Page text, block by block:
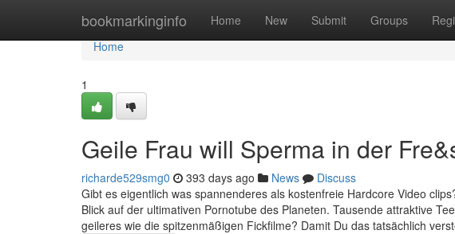
bookmarkinginfo Home New Submit Groups
Home
Home
1
Geile Frau will Sperma in der
richarde529smg0 393 days ago News
Discuss
Gibt es eigentlich was spannenderes als kostenfreie Hardcore Video
Blick auf der ultimativen Pornotube des Planeten. Tausende attraktive
geileres wie die spitzenmäßigen Fickfilme? Damit Du das tatsächlich